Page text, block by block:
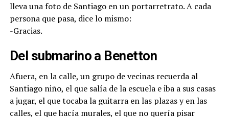
lleva una foto de Santiago en un portarretrato. A cada
persona que pasa, dice lo mismo:
-Gracias.
Del submarino a Benetton
Afuera, en la calle, un grupo de vecinas recuerda al
Santiago niño, el que salía de la escuela e iba a sus casas
a jugar, el que tocaba la guitarra en las plazas y en las
calles, el que hacía murales, el que no quería pisar